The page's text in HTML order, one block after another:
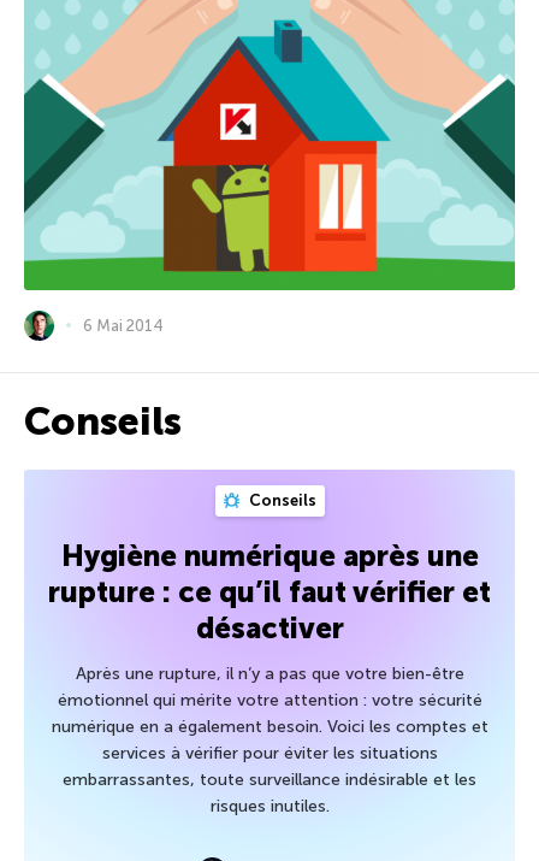
6 Mai 2014
Conseils
Conseils
Hygiène numérique après une
rupture : ce qu’il faut vérifier et
désactiver
Après une rupture, il n’y a pas que votre bien-être
émotionnel qui mérite votre attention : votre sécurité
numérique en a également besoin. Voici les comptes et
services à vérifier pour éviter les situations
embarrassantes, toute surveillance indésirable et les
risques inutiles.